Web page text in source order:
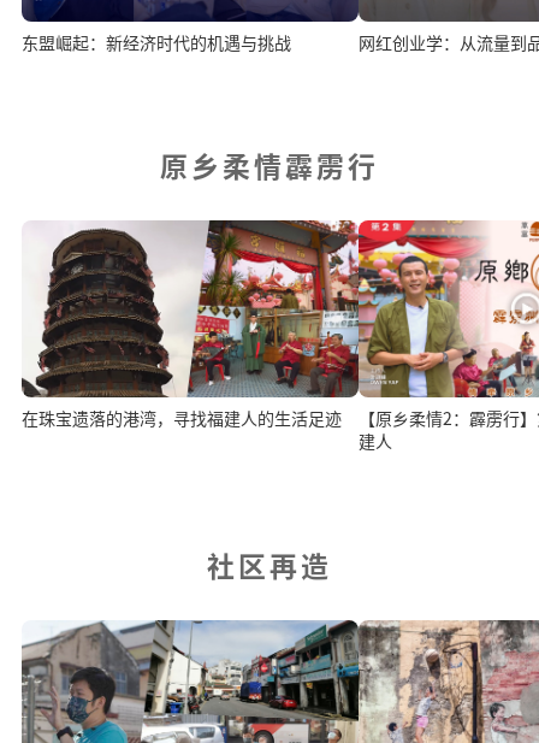
东盟崛起：新经济时代的机遇与挑战 网红创业学：从流量到
原乡柔情霹雳行
在珠宝遗落的港湾，寻找福建人的生活足迹
【原乡柔情2：霹雳行
建人
社区再造